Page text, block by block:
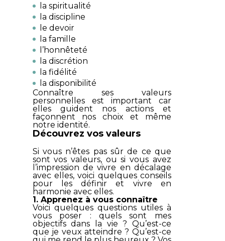
la spiritualité
la discipline
le devoir
la famille
l’honnêteté
la discrétion
la fidélité
la disponibilité
Connaître ses valeurs
personnelles est important car
elles guident nos actions et
façonnent nos choix et même
notre identité.
Découvrez vos valeurs
Si vous n’êtes pas sûr de ce que
sont vos valeurs, ou si vous avez
l’impression de vivre en décalage
avec elles, voici quelques conseils
pour les définir et vivre en
harmonie avec elles.
1. Apprenez à vous connaître
Voici quelques questions utiles à
vous poser : quels sont mes
objectifs dans la vie ? Qu’est-ce
que je veux atteindre ? Qu’est-ce